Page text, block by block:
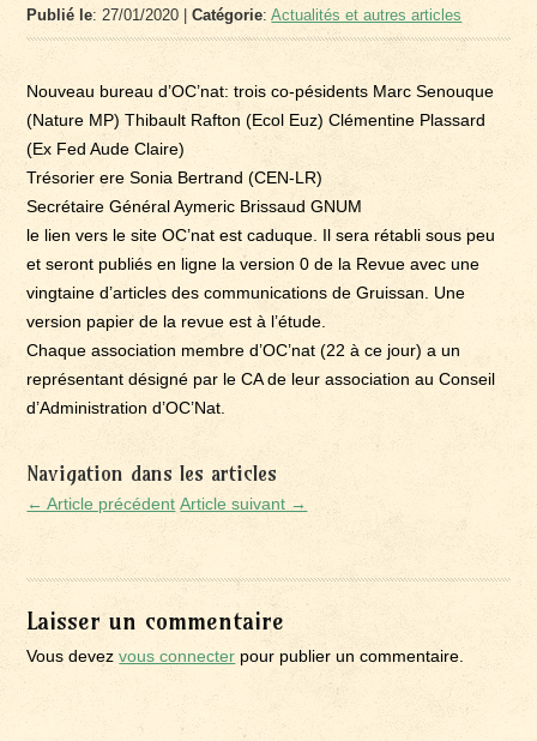
Publié le: 27/01/2020 |Catégorie:Actualités et autres articles
Nouveau bureau d’OC’nat: trois co-pésidents Marc Senouque
(Nature MP) Thibault Rafton (Ecol Euz) Clémentine Plassard
(Ex Fed Aude Claire)
Trésorier ere Sonia Bertrand (CEN-LR)
Secrétaire Général Aymeric Brissaud GNUM
le lien vers le site OC’nat est caduque. Il sera rétabli sous peu
et seront publiés en ligne la version 0 de la Revue avec une
vingtaine d’articles des communications de Gruissan. Une
version papier de la revue est à l’étude.
Chaque association membre d’OC’nat (22 à ce jour) a un
représentant désigné par le CA de leur association au Conseil
d’Administration d’OC’Nat.
Navigation dans les articles
← Article précédent Article suivant →
Laisser un commentaire
Vous devezvous connecter pour publier un commentaire.